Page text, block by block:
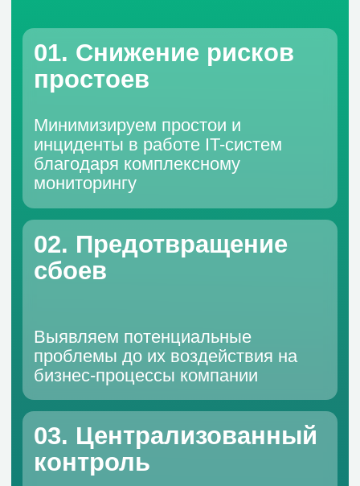
Настраиваем дашборды, отчеты и
оперативные оповещения через
удобные каналы связи
03. Централизованный
контроль
Обеспечиваем единую точку
управления серверами, сетями и
критичными приложениями
сбоев
Выявляем потенциальные
проблемы до их воздействия на